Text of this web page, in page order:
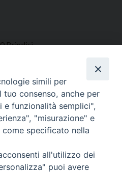
Brindisi
13
ore 9 - 13
simili per
consenso, anche per
funzionalità semplici",
"misurazione" e
specificato nella
all'utilizzo dei
puoi avere